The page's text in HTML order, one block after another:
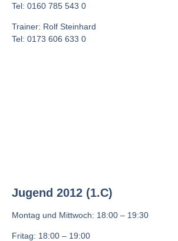
Tel: 0160 785 543 0
Trainer: Rolf Steinhard
Tel: 0173 606 633 0
Jugend 2012 (1.C)
Montag und Mittwoch: 18:00 – 19:30
Fritag: 18:00 – 19:00